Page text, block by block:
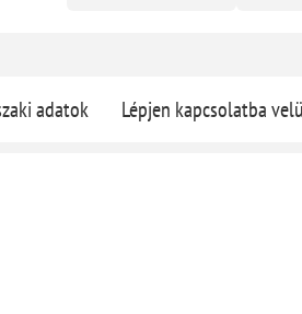
adatok Lépjen kapcsolatba